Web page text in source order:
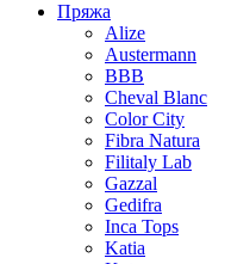
Пряжа
Alize
Austermann
BBB
Cheval Blanc
Color City
Fibra Natura
Filitaly Lab
Gazzal
Gedifra
Inca Tops
Katia